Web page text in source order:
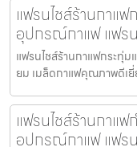
แฟรนไชส์ร้านกาแ
อุปกรณ์กาแฟ แฟร
แฟรนไชส์ร้านกาแฟกระทุ่
ยม เมล็ดกาแฟคุณภาพดีเ
แฟรนไชส์ร้านกาแ
อุปกรณ์กาแฟ แฟร